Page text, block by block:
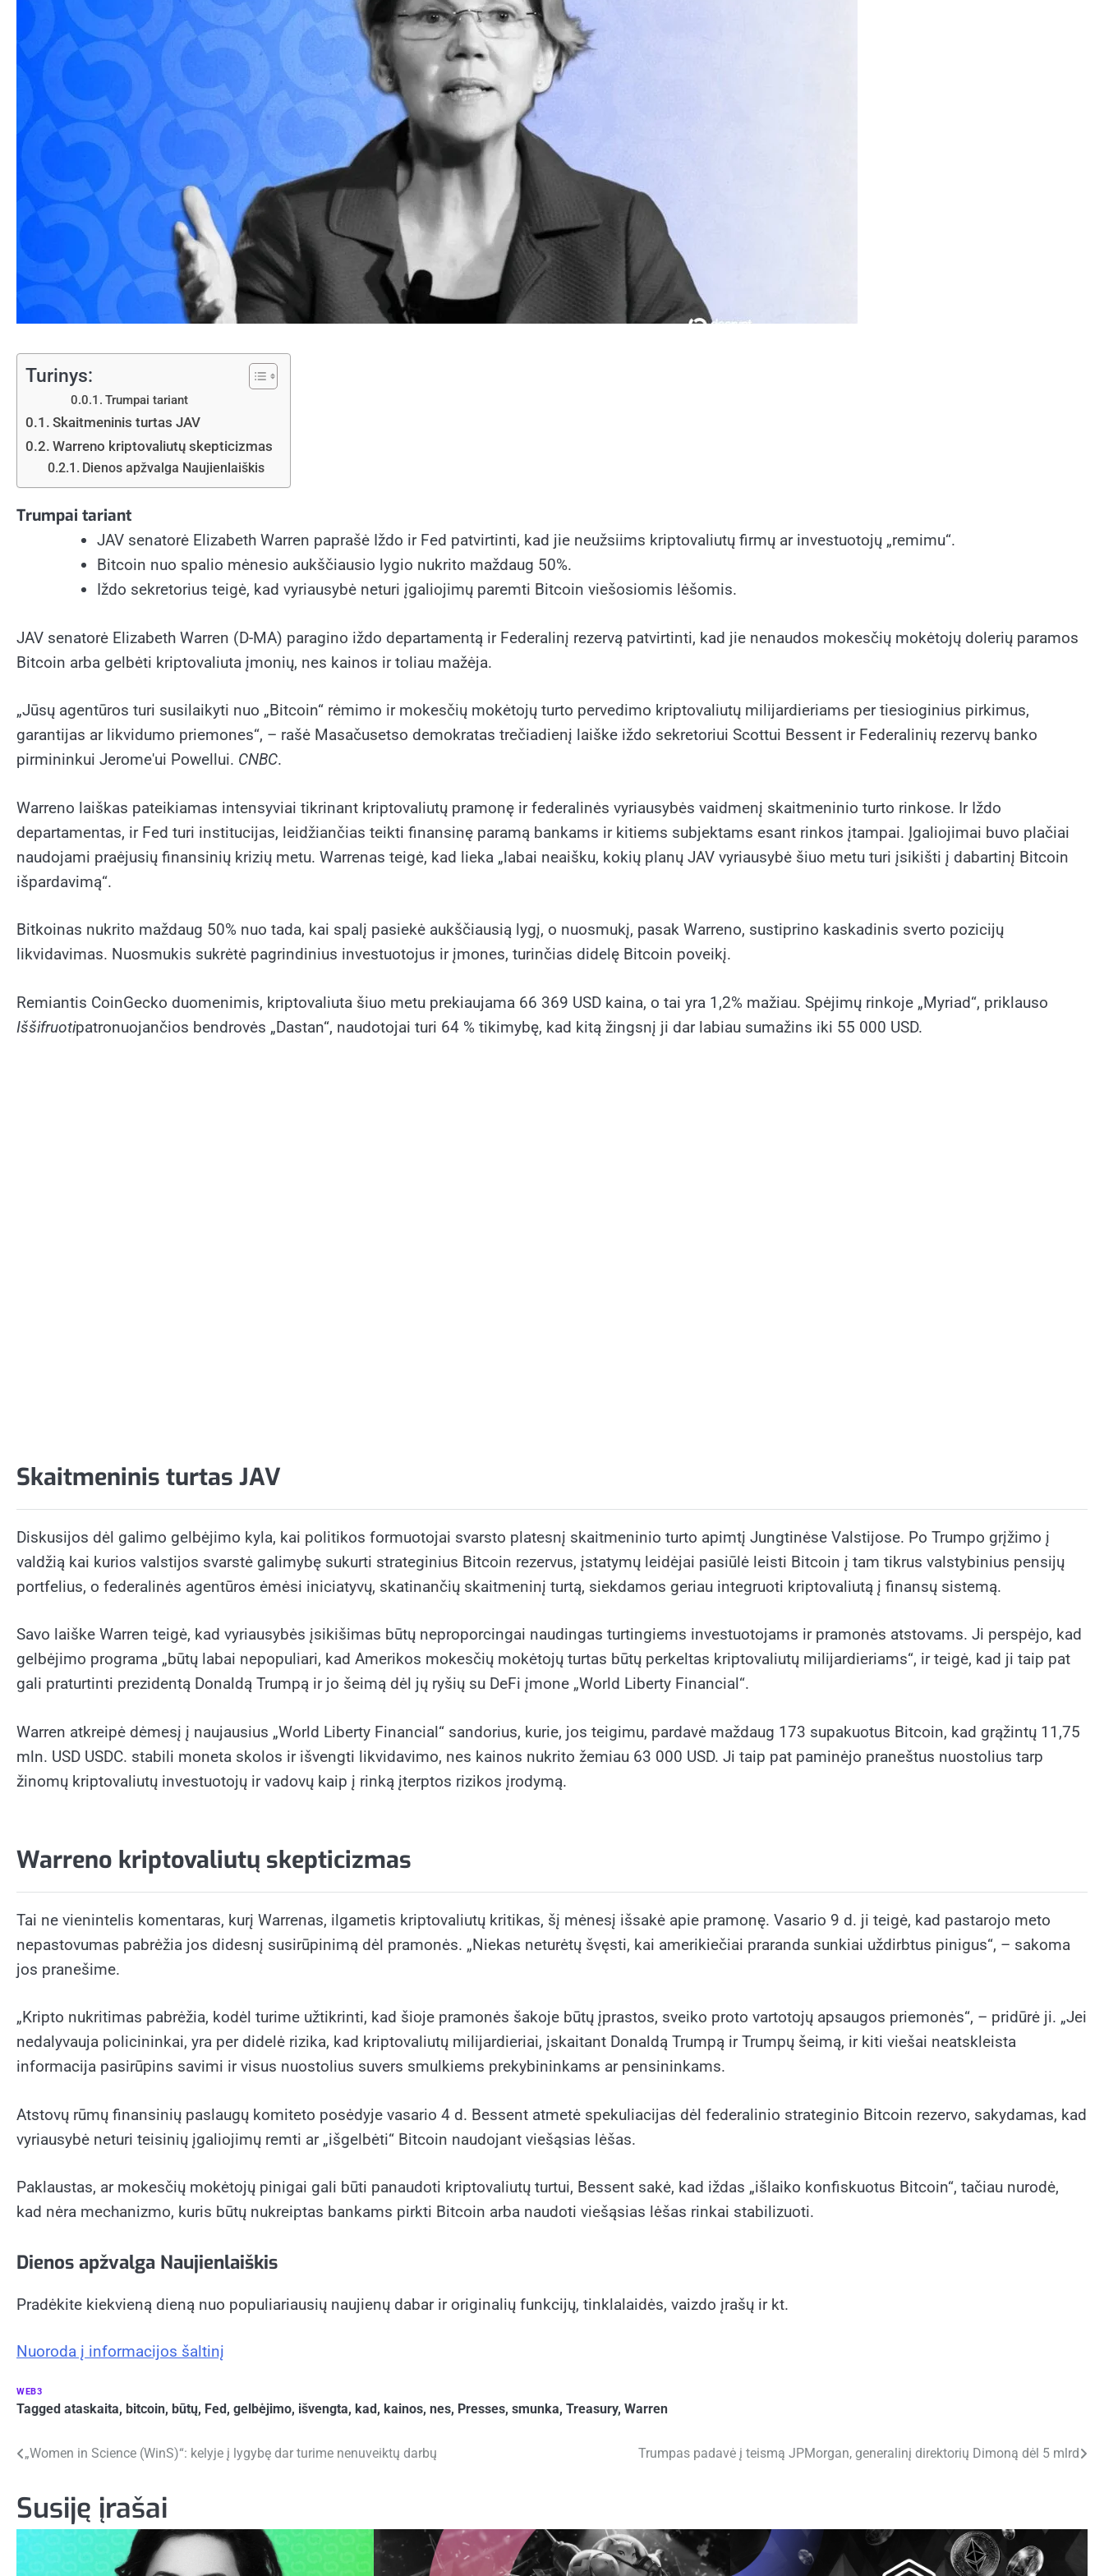
Turinys:
Trumpai tariant
Skaitmeninis turtas JAV
Warreno kriptovaliutų skepticizmas
Dienos apžvalga Naujienlaiškis
Trumpai tariant
JAV senatorė Elizabeth Warren paprašė Iždo ir Fed patvirtinti, kad jie neužsiims kriptovaliutų firmų ar investuotojų „remimu“.
Bitcoin nuo spalio mėnesio aukščiausio lygio nukrito maždaug 50%.
Iždo sekretorius teigė, kad vyriausybė neturi įgaliojimų paremti Bitcoin viešosiomis lėšomis.
JAV senatorė Elizabeth Warren (D-MA) paragino iždo departamentą ir Federalinį rezervą patvirtinti, kad jie nenaudos mokesčių mokėtojų dolerių paramos
Bitcoin arba gelbėti kriptovaliuta įmonių, nes kainos ir toliau mažėja.
„Jūsų agentūros turi susilaikyti nuo „Bitcoin“ rėmimo ir mokesčių mokėtojų turto pervedimo kriptovaliutų milijardieriams per tiesioginius pirkimus,
garantijas ar likvidumo priemones“, – rašė Masačusetso demokratas trečiadienį laiške iždo sekretoriui Scottui Bessent ir Federalinių rezervų banko
pirmininkui Jerome'ui Powellui. CNBC.
Warreno laiškas pateikiamas intensyviai tikrinant kriptovaliutų pramonę ir federalinės vyriausybės vaidmenį skaitmeninio turto rinkose. Ir Iždo
departamentas, ir Fed turi institucijas, leidžiančias teikti finansinę paramą bankams ir kitiems subjektams esant rinkos įtampai. Įgaliojimai buvo plačiai
naudojami praėjusių finansinių krizių metu. Warrenas teigė, kad lieka „labai neaišku, kokių planų JAV vyriausybė šiuo metu turi įsikišti į dabartinį Bitcoin
išpardavimą“.
Bitkoinas nukrito maždaug 50% nuo tada, kai spalį pasiekė aukščiausią lygį, o nuosmukį, pasak Warreno, sustiprino kaskadinis sverto pozicijų
likvidavimas. Nuosmukis sukrėtė pagrindinius investuotojus ir įmones, turinčias didelę Bitcoin poveikį.
Remiantis CoinGecko duomenimis, kriptovaliuta šiuo metu prekiaujama 66 369 USD kaina, o tai yra 1,2% mažiau. Spėjimų rinkoje „Myriad“, priklauso
Iššifruotipatronuojančios bendrovės „Dastan“, naudotojai turi 64 % tikimybę, kad kitą žingsnį ji dar labiau sumažins iki 55 000 USD.
Skaitmeninis turtas JAV
Diskusijos dėl galimo gelbėjimo kyla, kai politikos formuotojai svarsto platesnį skaitmeninio turto apimtį Jungtinėse Valstijose. Po Trumpo grįžimo į
valdžią kai kurios valstijos svarstė galimybę sukurti strateginius Bitcoin rezervus, įstatymų leidėjai pasiūlė leisti Bitcoin į tam tikrus valstybinius pensijų
portfelius, o federalinės agentūros ėmėsi iniciatyvų, skatinančių skaitmeninį turtą, siekdamos geriau integruoti kriptovaliutą į finansų sistemą.
Savo laiške Warren teigė, kad vyriausybės įsikišimas būtų neproporcingai naudingas turtingiems investuotojams ir pramonės atstovams. Ji perspėjo, kad
gelbėjimo programa „būtų labai nepopuliari, kad Amerikos mokesčių mokėtojų turtas būtų perkeltas kriptovaliutų milijardieriams“, ir teigė, kad ji taip pat
gali praturtinti prezidentą Donaldą Trumpą ir jo šeimą dėl jų ryšių su DeFi įmone „World Liberty Financial“.
Warren atkreipė dėmesį į naujausius „World Liberty Financial“ sandorius, kurie, jos teigimu, pardavė maždaug 173 supakuotus Bitcoin, kad grąžintų 11,75
mln. USD USDC. stabili moneta skolos ir išvengti likvidavimo, nes kainos nukrito žemiau 63 000 USD. Ji taip pat paminėjo praneštus nuostolius tarp
žinomų kriptovaliutų investuotojų ir vadovų kaip į rinką įterptos rizikos įrodymą.
Warreno kriptovaliutų skepticizmas
Tai ne vienintelis komentaras, kurį Warrenas, ilgametis kriptovaliutų kritikas, šį mėnesį išsakė apie pramonę. Vasario 9 d. ji teigė, kad pastarojo meto
nepastovumas pabrėžia jos didesnį susirūpinimą dėl pramonės. „Niekas neturėtų švęsti, kai amerikiečiai praranda sunkiai uždirbtus pinigus“, – sakoma
jos pranešime.
„Kripto nukritimas pabrėžia, kodėl turime užtikrinti, kad šioje pramonės šakoje būtų įprastos, sveiko proto vartotojų apsaugos priemonės“, – pridūrė ji. „Jei
nedalyvauja policininkai, yra per didelė rizika, kad kriptovaliutų milijardieriai, įskaitant Donaldą Trumpą ir Trumpų šeimą, ir kiti viešai neatskleista
informacija pasirūpins savimi ir visus nuostolius suvers smulkiems prekybininkams ar pensininkams.
Atstovų rūmų finansinių paslaugų komiteto posėdyje vasario 4 d. Bessent atmetė spekuliacijas dėl federalinio strateginio Bitcoin rezervo, sakydamas, kad
vyriausybė neturi teisinių įgaliojimų remti ar „išgelbėti“ Bitcoin naudojant viešąsias lėšas.
Paklaustas, ar mokesčių mokėtojų pinigai gali būti panaudoti kriptovaliutų turtui, Bessent sakė, kad iždas „išlaiko konfiskuotus Bitcoin“, tačiau nurodė,
kad nėra mechanizmo, kuris būtų nukreiptas bankams pirkti Bitcoin arba naudoti viešąsias lėšas rinkai stabilizuoti.
Dienos apžvalga Naujienlaiškis
Pradėkite kiekvieną dieną nuo populiariausių naujienų dabar ir originalių funkcijų, tinklalaidės, vaizdo įrašų ir kt.
Nuoroda į informacijos šaltinį
WEB3
Tagged ataskaita, bitcoin, būtų, Fed, gelbėjimo, išvengta, kad, kainos, nes, Presses, smunka, Treasury, Warren
Navigacija
įrašų
„Women in Science (WinS)“: kelyje į lygybę dar turime nenuveiktų darbų Trumpas padavė į teismą JPMorgan, generalinį direktorių Dimoną dėl 5 mlrd
Susiję įrašai